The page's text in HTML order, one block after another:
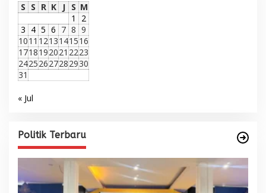
S S R K J S M
1
2
3 4 5 6 7 8 9
1011 1213141516
1718192021 2223
24252627282930
31
« Jul
Politik Terbaru